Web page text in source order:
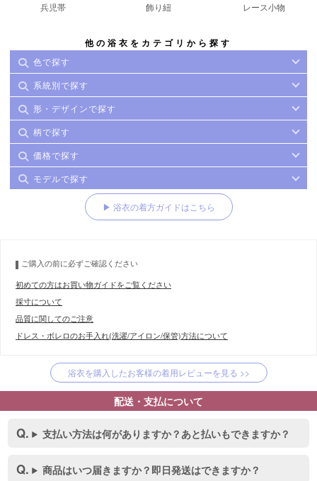
兵児帯 飾り紐 レース小物
他の浴衣をカテゴリから探す
色で探す
系統別で探す
形・デザインで探す
柄で探す
価格で探す
モデルで探す
▶ 浴衣の着方ガイドはこちら
ご購入の前に必ずご確認ください
初めての方はお買い物ガイドをご覧ください
採寸について
品質に関してのご注意
ドレス・ボレロのお手入れ(洗濯/アイロン/保管)方法について
浴衣を購入したお客様の着用レビューを見る >>
配送・支払について
支払い方法は何がありますか？あと払いもできますか？
商品はいつ届きますか？即日発送はできますか？